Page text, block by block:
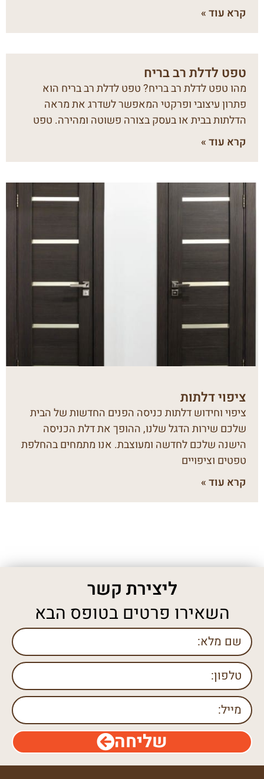
קרא עוד »
טפט לדלת רב בריח
מהו טפט לדלת רב בריח? טפט לדלת רב בריח הוא
פתרון עיצובי ופרקטי המאפשר לשדרג את מראה
הדלתות בבית או בעסק בצורה פשוטה ומהירה. טפט
קרא עוד »
ציפוי דלתות
ציפוי וחידוש דלתות כניסה הפנים החדשות של הבית
שלכם שירות הדגל שלנו, ההופך את דלת הכניסה
הישנה שלכם לחדשה ומעוצבת. אנו מתמחים בהחלפת
טפטים וציפויים
קרא עוד »
ליצירת קשר
השאירו פרטים בטופס הבא
שליחה